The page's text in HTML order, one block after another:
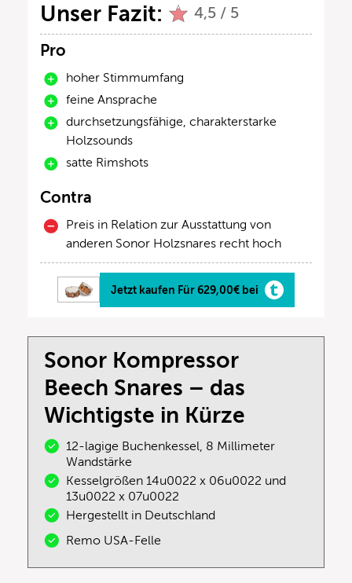
Unser Fazit: 4,5 / 5
Pro
hoher Stimmumfang
feine Ansprache
durchsetzungsfähige, charakterstarke
Holzsounds
satte Rimshots
Contra
Preis in Relation zur Ausstattung von
anderen Sonor Holzsnares recht hoch
Jetzt kaufen Für 629,00€ bei
Sonor Kompressor
Beech Snares – das
Wichtigste in Kürze
12-lagige Buchenkessel, 8 Millimeter
Wandstärke
Kesselgrößen 14u0022 x 06u0022 und
13u0022 x 07u0022
Hergestellt in Deutschland
Remo USA-Felle